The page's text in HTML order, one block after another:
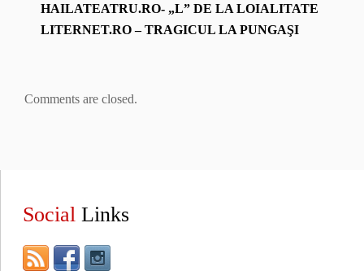
HAILATEATRU.RO- „L” DE LA LOIALITATE
LITERNET.RO – TRAGICUL LA PUNGAŞI
Comments are closed.
Social Links